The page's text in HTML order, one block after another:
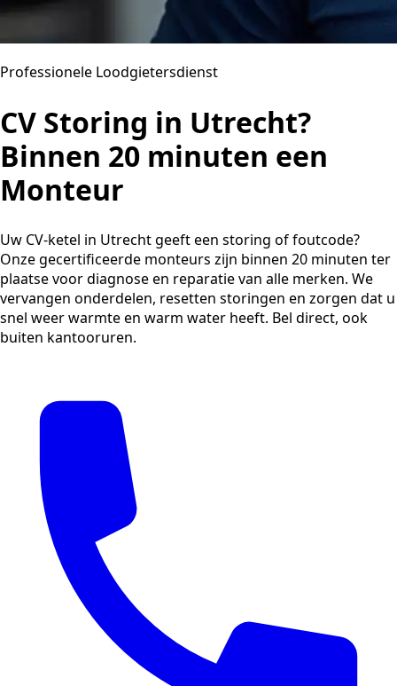
Professionele Loodgietersdienst
CV Storing in Utrecht?
Binnen 20 minuten een
Monteur
Uw CV-ketel in Utrecht geeft een storing of foutcode?
Onze gecertificeerde monteurs zijn binnen 20 minuten ter
plaatse voor diagnose en reparatie van alle merken. We
vervangen onderdelen, resetten storingen en zorgen dat u
snel weer warmte en warm water heeft. Bel direct, ook
buiten kantooruren.